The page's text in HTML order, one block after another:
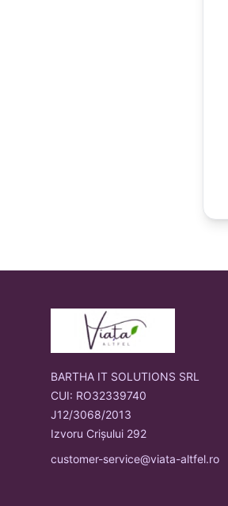
BARTHA IT SOLUTIONS SRL
CUI: RO32339740
J12/3068/2013
Izvoru Crișului 292
customer-service@viata-altfel.ro